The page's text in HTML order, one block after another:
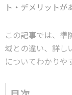
ト・デメリットが
この記事では、
域との違い、詳し
についてわかりや